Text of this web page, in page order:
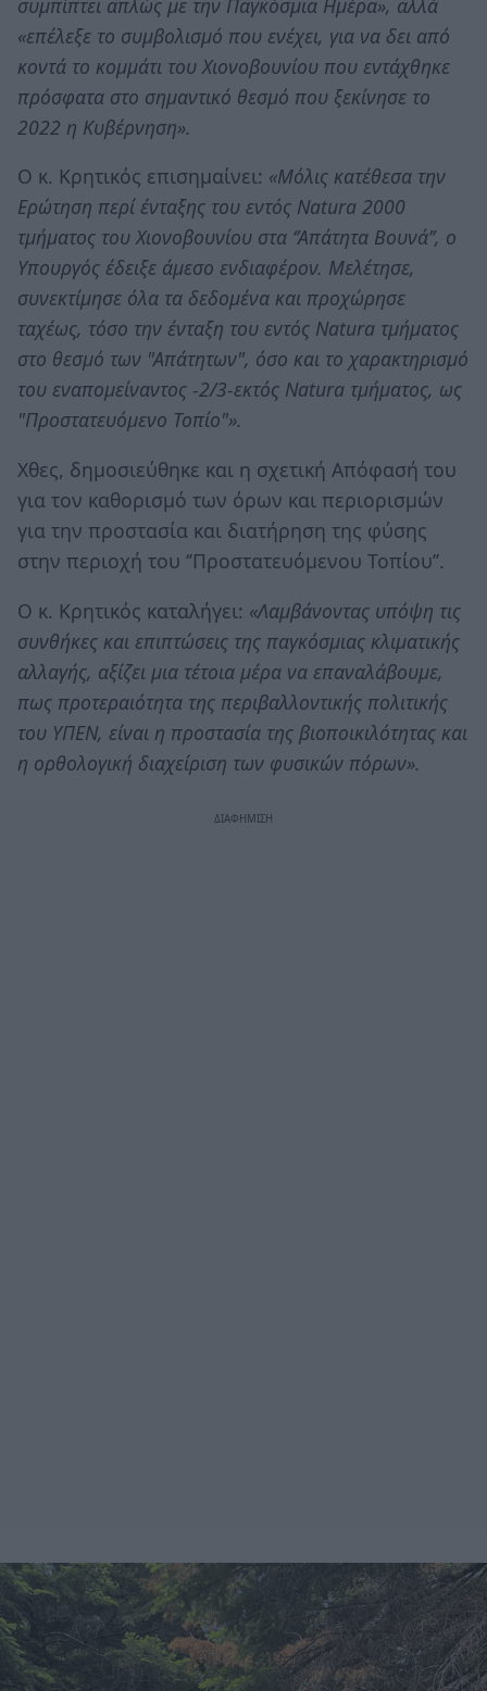
«επέλεξε το συμβολισμό που ενέχει, για να δει από
κοντά το κομμάτι του Χιονοβουνίου που εντάχθηκε
πρόσφατα στο σημαντικό θεσμό που ξεκίνησε το
2022 η Κυβέρνηση».
Ο κ. Κρητικός επισημαίνει: «Μόλις κατέθεσα την
Ερώτηση περί ένταξης του εντός Natura 2000
τμήματος του Χιονοβουνίου στα ‘’Απάτητα Βουνά’’, ο
Υπουργός έδειξε άμεσο ενδιαφέρον. Μελέτησε,
συνεκτίμησε όλα τα δεδομένα και προχώρησε
ταχέως, τόσο την ένταξη του εντός Natura τμήματος
στο θεσμό των "Απάτητων", όσο και το χαρακτηρισμό
του εναπομείναντος -2/3-εκτός Natura τμήματος, ως
"Προστατευόμενο Τοπίο"».
Χθες, δημοσιεύθηκε και η σχετική Απόφασή του
για τον καθορισμό των όρων και περιορισμών
για την προστασία και διατήρηση της φύσης
στην περιοχή του ‘’Προστατευόμενου Τοπίου’’.
Ο κ. Κρητικός καταλήγει: «Λαμβάνοντας υπόψη τις
συνθήκες και επιπτώσεις της παγκόσμιας κλιματικής
αλλαγής, αξίζει μια τέτοια μέρα να επαναλάβουμε,
πως προτεραιότητα της περιβαλλοντικής πολιτικής
του ΥΠΕΝ, είναι η προστασία της βιοποικιλότητας και
η ορθολογική διαχείριση των φυσικών πόρων».